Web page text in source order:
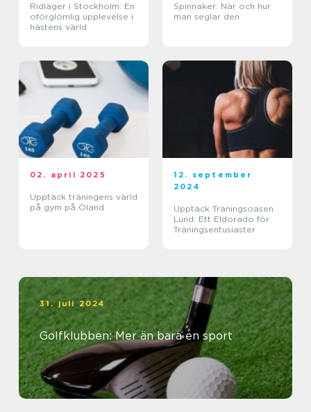
Ridläger i Stockholm: En
oförglömlig upplevelse i
hästens värld
Spinnaker: När och hur
man seglar den
02. april 2025
Upptäck träningens värld
på gym på Öland
12. september
2024
Upptäck Träningsoasen
Lund: Ett Eldorado för
Träningsentusiaster
31. juli 2024
Golfklubben: Mer än bara en sport